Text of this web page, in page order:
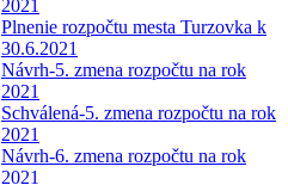
2021
Plnenie rozpočtu mesta Turzovka k
30.6.2021
Návrh-5. zmena rozpočtu na rok
2021
Schválená-5. zmena rozpočtu na rok
2021
Návrh-6. zmena rozpočtu na rok
2021